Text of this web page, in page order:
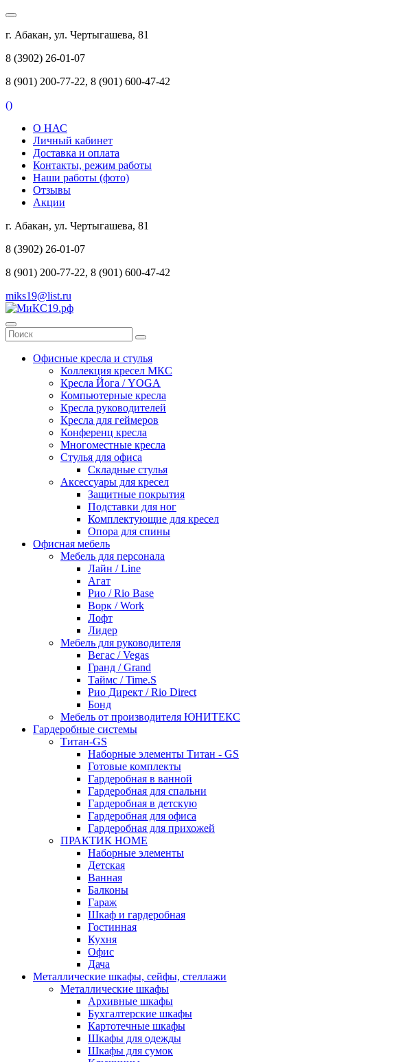
г. Абакан, ул. Чертыгашева, 81
8 (3902) 26-01-07
8 (901) 200-77-22, 8 (901) 600-47-42
()
О НАС
Личный кабинет
Доставка и оплата
Контакты, режим работы
Наши работы (фото)
Отзывы
Акции
г. Абакан, ул. Чертыгашева, 81
8 (3902) 26-01-07
8 (901) 200-77-22, 8 (901) 600-47-42
miks19@list.ru
Офисные кресла и стулья
Коллекция кресел МКС
Кресла Йога / YOGA
Компьютерные кресла
Кресла руководителей
Кресла для геймеров
Конференц кресла
Многоместные кресла
Стулья для офиса
Складные стулья
Аксессуары для кресел
Защитные покрытия
Подставки для ног
Комплектующие для кресел
Опора для спины
Офисная мебель
Мебель для персонала
Лайн / Line
Агат
Рио / Rio Base
Ворк / Work
Лофт
Лидер
Мебель для руководителя
Вегас / Vegas
Гранд / Grand
Таймс / Time.S
Рио Директ / Rio Direct
Бонд
Мебель от производителя ЮНИТЕКС
Гардеробные системы
Титан-GS
Наборные элементы Титан - GS
Готовые комплекты
Гардеробная в ванной
Гардеробная для спальни
Гардеробная в детскую
Гардеробная для офиса
Гардеробная для прихожей
ПРАКТИК HOME
Наборные элементы
Детская
Ванная
Балконы
Гараж
Шкаф и гардеробная
Гостинная
Кухня
Офис
Дача
Металлические шкафы, сейфы, стеллажи
Металлические шкафы
Архивные шкафы
Бухгалтерские шкафы
Картотечные шкафы
Шкафы для одежды
Шкафы для сумок